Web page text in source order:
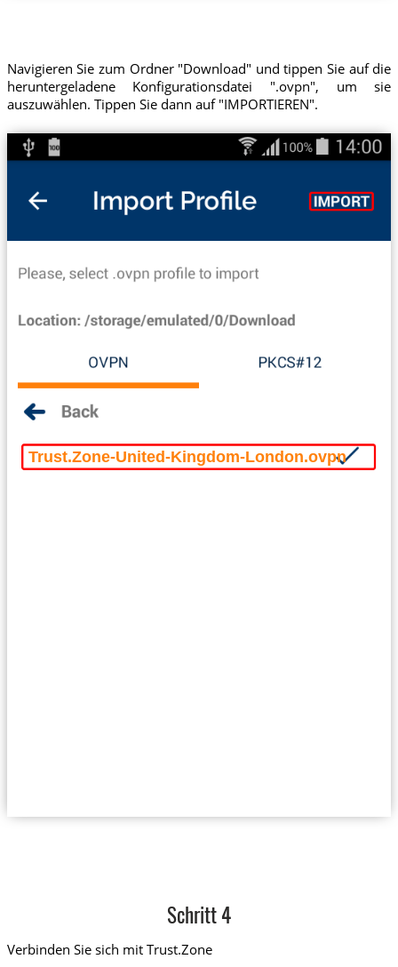
Navigieren Sie zum Ordner "Download" und tippen Sie auf die
heruntergeladene Konfigurationsdatei ".ovpn", um sie
auszuwählen. Tippen Sie dann auf "IMPORTIEREN".
Trust.Zone-United-Kingdom-London.ovpn
Schritt 4
Verbinden Sie sich mit Trust.Zone